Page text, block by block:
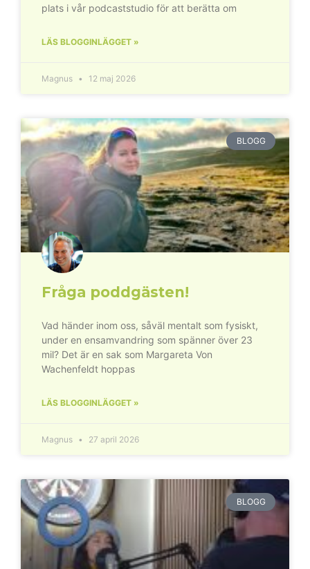
plats i vår podcaststudio för att berätta om
LÄS BLOGGINLÄGGET »
Magnus 12 maj 2026
BLOGG
Fråga poddgästen!
Vad händer inom oss, såväl mentalt som fysiskt,
under en ensamvandring som spänner över 23
mil? Det är en sak som Margareta Von
Wachenfeldt hoppas
LÄS BLOGGINLÄGGET »
Magnus 27 april 2026
BLOGG